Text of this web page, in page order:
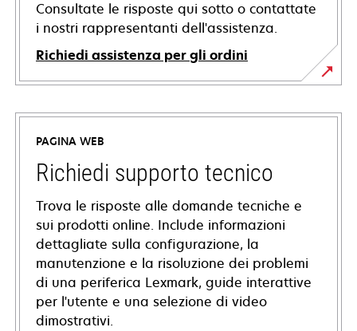
Consultate le risposte qui sotto o contattate
i nostri rappresentanti dell'assistenza.
Richiedi assistenza per gli ordini
PAGINA WEB
Richiedi supporto tecnico
Trova le risposte alle domande tecniche e
sui prodotti online. Include informazioni
dettagliate sulla configurazione, la
manutenzione e la risoluzione dei problemi
di una periferica Lexmark, guide interattive
per l'utente e una selezione di video
dimostrativi.